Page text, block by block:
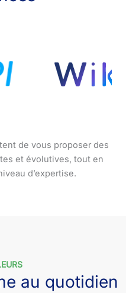
de vous proposer des
et évolutives, tout en
d’expertise.
au quotidien